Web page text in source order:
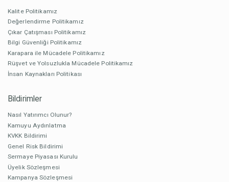
Kalite Politikamız
Değerlendirme Politikamız
Çıkar Çatışması Politikamız
Bilgi Güvenliği Politikamız
Karapara ile Mücadele Politikamız
Rüşvet ve Yolsuzlukla Mücadele Politikamız
İnsan Kaynakları Politikası
Bildirimler
Nasıl Yatırımcı Olunur?
Kamuyu Aydınlatma
KVKK Bildirimi
Genel Risk Bildirimi
Sermaye Piyasası Kurulu
Üyelik Sözleşmesi
Kampanya Sözleşmesi